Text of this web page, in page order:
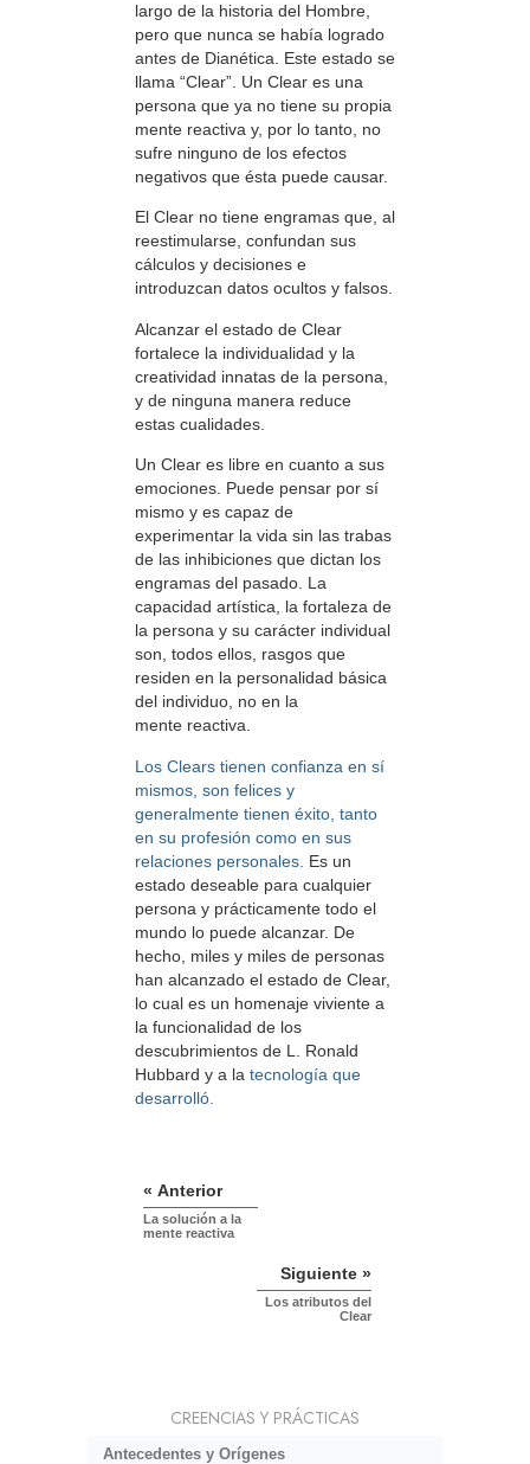
largo de la historia del Hombre,
pero que nunca se había logrado
antes de Dianética. Este estado se
llama “Clear”. Un Clear es una
persona que ya no tiene su propia
mente reactiva y, por lo tanto, no
sufre ninguno de los efectos
negativos que ésta puede causar.
El Clear no tiene engramas que, al
reestimularse, confundan sus
cálculos y decisiones e
introduzcan datos ocultos y falsos.
Alcanzar el estado de Clear
fortalece la individualidad y la
creatividad innatas de la persona,
y de ninguna manera reduce
estas cualidades.
Un Clear es libre en cuanto a sus
emociones. Puede pensar por sí
mismo y es capaz de
experimentar la vida sin las trabas
de las inhibiciones que dictan los
engramas del pasado. La
capacidad artística, la fortaleza de
la persona y su carácter individual
son, todos ellos, rasgos que
residen en la personalidad básica
del individuo, no en la
mente reactiva.
Los Clears tienen confianza en sí
mismos, son felices y
generalmente tienen éxito, tanto
en su profesión como en sus
relaciones personales. Es un
estado deseable para cualquier
persona y prácticamente todo el
mundo lo puede alcanzar. De
hecho, miles y miles de personas
han alcanzado el estado de Clear,
lo cual es un homenaje viviente a
la funcionalidad de los
descubrimientos de L. Ronald
Hubbard y a la tecnología que
desarrolló.
« Anterior
La solución a la
mente reactiva
Siguiente »
Los atributos del
Clear
CREENCIAS Y PRÁCTICAS
Antecedentes y Orígenes